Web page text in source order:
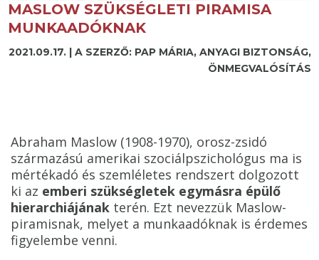
MASLOW SZÜKSÉGLETI PIRAMISA
MUNKAADÓKNAK
2021.09.17.| A SZERZŐ: PAP MÁRIA, ANYAGI BIZTONSÁG,
ÖNMEGVALÓSÍTÁS
Abraham Maslow (1908-1970), orosz-zsidó
származású amerikai szociálpszichológus ma is
mértékadó és szemléletes rendszert dolgozott
ki az emberi szükségletek egymásra épülő
hierarchiájának terén. Ezt nevezzük Maslow-
piramisnak, melyet a munkaadóknak is érdemes
figyelembe venni.